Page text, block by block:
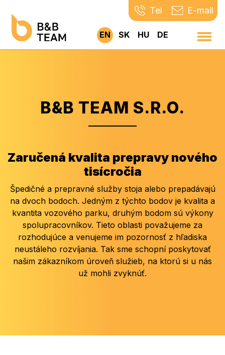
Tel E-mail
EN SK HU DE
B&B TEAM S.R.O.
Zaručená kvalita prepravy nového
tisícročia
Špedičné a prepravné služby stoja alebo prepadávajú
na dvoch bodoch. Jedným z týchto bodov je kvalita a
kvantita vozového parku, druhým bodom sú výkony
spolupracovníkov. Tieto oblasti považujeme za
rozhodujúce a venujeme im pozornosť z hľadiska
neustáleho rozvíjania. Tak sme schopní poskytovať
našim zákazníkom úroveň služieb, na ktorú si u nás
už mohli zvyknúť.